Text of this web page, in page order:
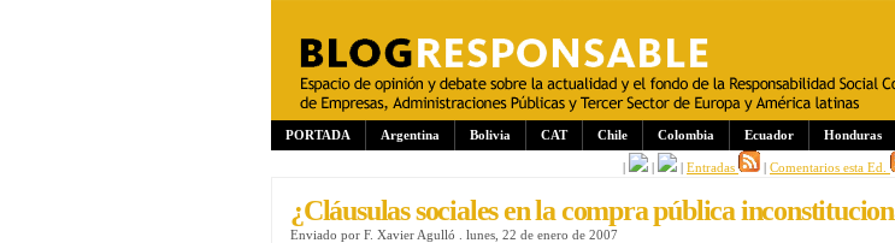
PORTADA Argentina Bolivia CAT Chile Colombia Ecuador Honduras
| | | Entradas | Comentarios esta Ed.
¿Cláusulas sociales en la compra pública
Enviado por F. Xavier Agulló
lunes, 22 de enero de 2007